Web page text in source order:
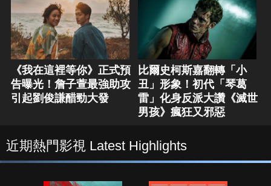
《我在這裡等你》正式預
告曝光！詹子萱最強助攻
引起劉俊謙醋勁大發
比爾史柯斯嘉翻轉「小
丑」形象！初代「琴葛
雷」化身反派大讚《滅世
男孩》瘋狂又邪惡
近期熱門影視 Latest Highlights